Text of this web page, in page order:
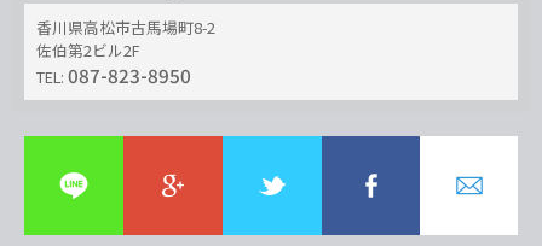
香川県高松市古馬場町8-2
佐伯第2ビル2F
TEL: 087-823-8950